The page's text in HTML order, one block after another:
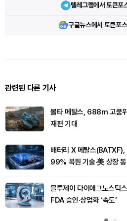
텔레그램에서 토큰포
구글뉴스에서 토큰포
관련된 다른 기사
볼타 메탈스, 688m 고품
재편 기대
배터리 X 메탈스
99% 복원 기술·美 상장
블루제이 다이애그노스
FDA 승인·상업화 ‘속도’